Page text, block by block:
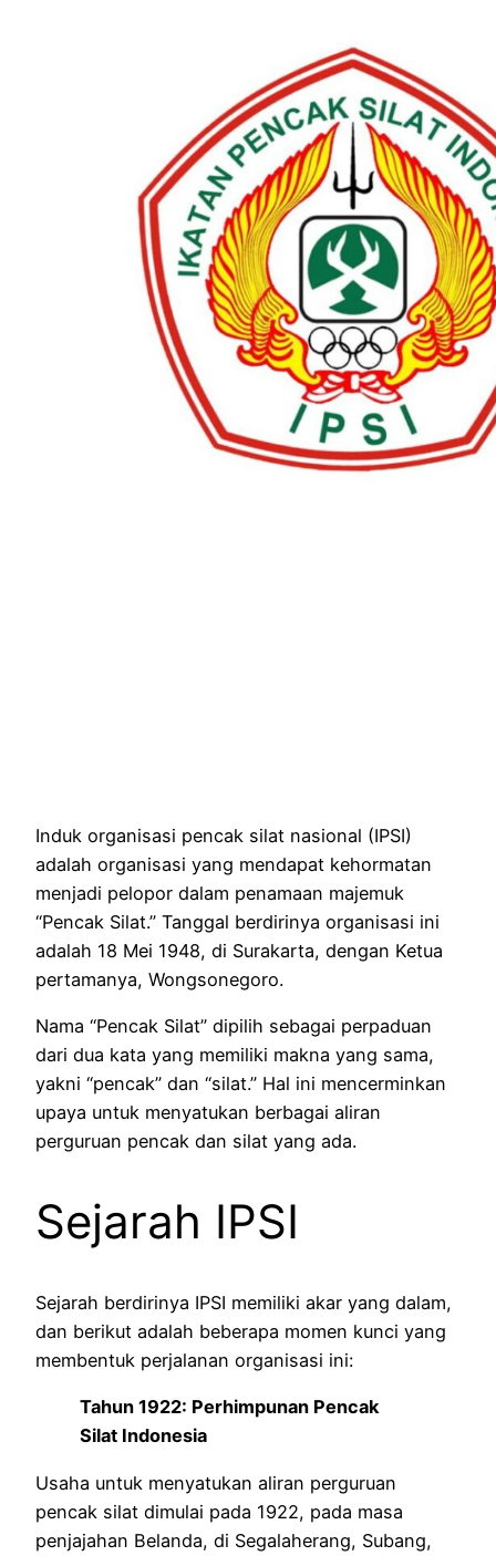
Induk organisasi pencak silat nasional (IPSI)
adalah organisasi yang mendapat kehormatan
menjadi pelopor dalam penamaan majemuk
“Pencak Silat.” Tanggal berdirinya organisasi ini
adalah 18 Mei 1948, di Surakarta, dengan Ketua
pertamanya, Wongsonegoro.
Nama “Pencak Silat” dipilih sebagai perpaduan
dari dua kata yang memiliki makna yang sama,
yakni “pencak” dan “silat.” Hal ini mencerminkan
upaya untuk menyatukan berbagai aliran
perguruan pencak dan silat yang ada.
Sejarah IPSI
Sejarah berdirinya IPSI memiliki akar yang dalam,
dan berikut adalah beberapa momen kunci yang
membentuk perjalanan organisasi ini:
Tahun 1922: Perhimpunan Pencak
Silat Indonesia
Usaha untuk menyatukan aliran perguruan
pencak silat dimulai pada 1922, pada masa
penjajahan Belanda, di Segalaherang, Subang,